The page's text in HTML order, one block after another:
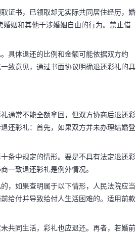
证书，已领取却无实际共同居住经历，婚
姻和其他干涉婚姻自由的行为。禁止借
具体退还的比例和金额可能依据双方约
致意见，通过书面协议明确退还彩礼的具
通常不能全额拿回，但双方协商后退还彩
还彩礼：首先，如果双方并未办理结婚登
条中规定的情形。要是不具有法定退还彩
一致退还彩礼是例外情况。
，如果查明属于以下情形，人民法院应当
给付并导致给付人生活困难的。适用前款
共同生活，彩礼也应退还。再者，若婚前